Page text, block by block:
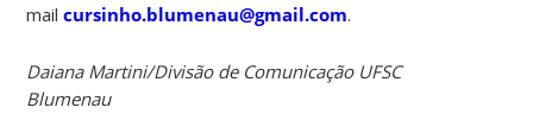
mailcursinho.blumenau@gmail.com.
Daiana Martini/Divisão de Comunicação UFSC
Blumenau